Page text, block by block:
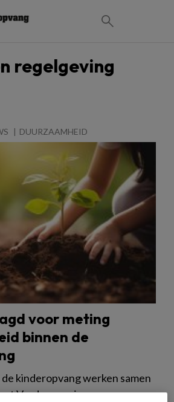
regelgeving
DUURZAAMHEID
voor meting
binnen de
kinderopvang werken samen
Verduurzaming